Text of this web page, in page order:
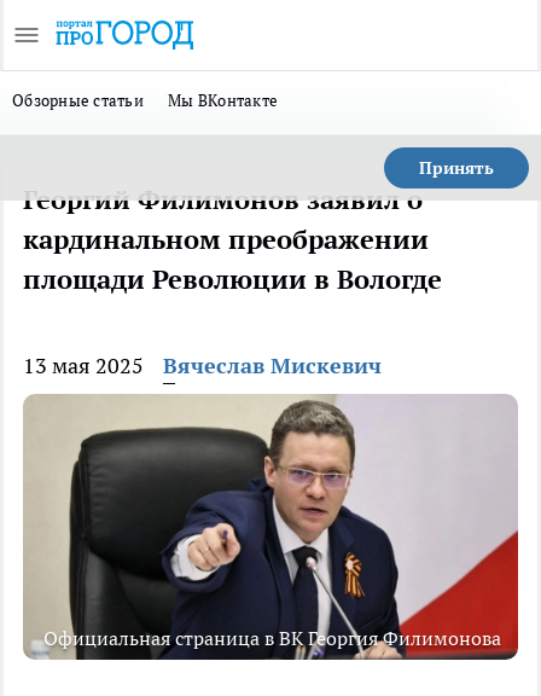
Обзорные статьи Мы ВКонтакте
Принять
Георгий Филимонов заявил о
кардинальном преображении
площади Революции в Вологде
13 мая 2025 Вячеслав Мискевич
Официальная страница в ВК Георгия Филимонова